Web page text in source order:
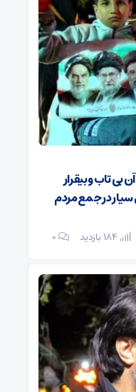
تاب و بیقرار
در جمع مردم
۰